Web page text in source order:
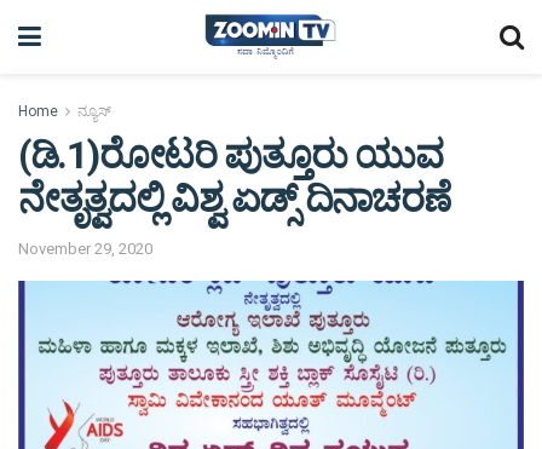
Home ನ್ಯೂಸ್
(ಡಿ.1)ರೋಟರಿ ಪುತ್ತೂರು ಯುವ
ನೇತೃತ್ವದಲ್ಲಿ ವಿಶ್ವ ಏಡ್ಸ್ ದಿನಾಚರಣೆ
November 29, 2020